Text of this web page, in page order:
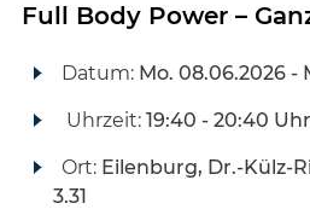
Full Body Power –
Datum: Mo. 08.06.2026 -
Uhrzeit: 19:40 - 20:40 Uhr
Ort: Eilenburg, Dr.-Külz-
3.31